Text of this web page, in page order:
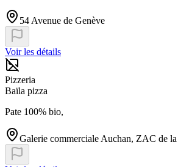
54 Avenue de Genève
Voir les détails
Pizzeria
Baïla pizza
Pate 100% bio,
Galerie commerciale Auchan, ZAC de